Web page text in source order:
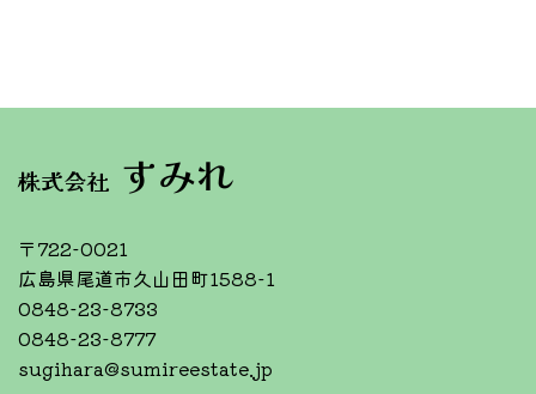
株式会社 すみれ
〒722-0021
広島県尾道市久山田町1588-1
0848-23-8733
0848-23-8777
sugihara@sumireestate.jp